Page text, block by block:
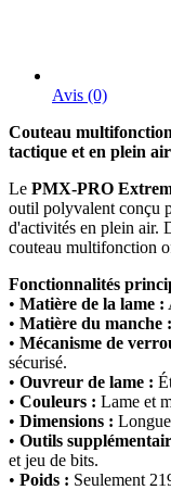
Avis (0)
Couteau
tactique et en plein air
Le PMX-PRO
outil polyvalent conçu
d'activités en plein air.
couteau multifonction
Fonctionnalités
• Matière de la lame :
• Matière du manche :
• Mécanisme de
sécurisé.
• Ouvreur de lame :
• Couleurs : Lame et
• Dimensions :
• Outils
et jeu de bits.
• Poids : Seulement